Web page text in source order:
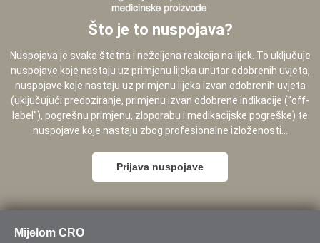
Što je to nuspojava?
Nuspojava je svaka štetna i neželjena reakcija na lijek. To uključuje
nuspojave koje nastaju uz primjenu lijeka unutar odobrenih uvjeta,
nuspojave koje nastaju uz primjenu lijeka izvan odobrenih uvjeta
(uključujući predoziranje, primjenu izvan odobrene indikacije (”off-
label”), pogrešnu primjenu, zloporabu i medikacijske pogreške) te
nuspojave koje nastaju zbog profesionalne izloženosti...
Prijava nuspojave
Mijelom CRO